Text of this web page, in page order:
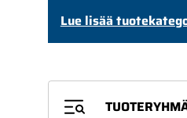
Lue lisää